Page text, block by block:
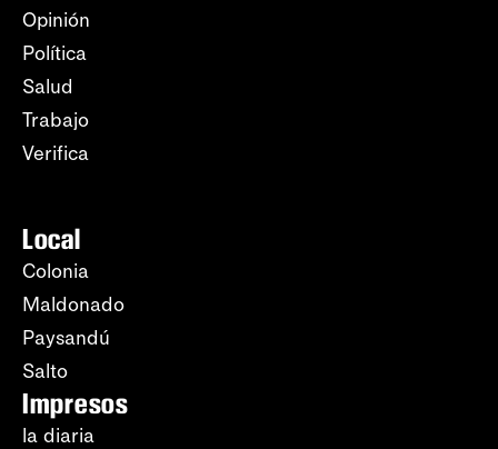
Opinión
Política
Salud
Trabajo
Verifica
Local
Colonia
Maldonado
Paysandú
Salto
Impresos
la diaria